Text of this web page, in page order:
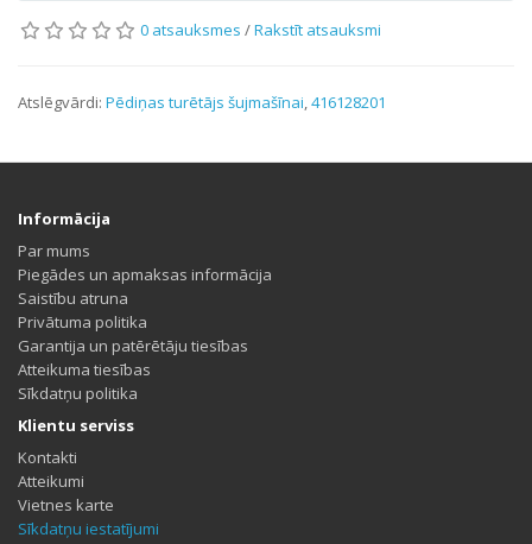
0 atsauksmes /Rakstīt atsauksmi
Atslēgvārdi: Pēdiņas turētājs šujmašīnai,416128201
Informācija
Par mums
Piegādes un apmaksas informācija
Saistību atruna
Privātuma politika
Garantija un patērētāju tiesības
Atteikuma tiesības
Sīkdatņu politika
Klientu serviss
Kontakti
Atteikumi
Vietnes karte
Sīkdatņu iestatījumi